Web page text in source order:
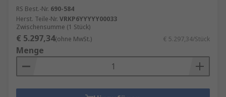
RS Best.-Nr. 690-584
Herst. Teile-Nr. VRKP6YYYYY00033
Zwischensumme (1 Stück)
€ 5.297,34(ohne MwSt.) € 5.297,34/Stück
Menge